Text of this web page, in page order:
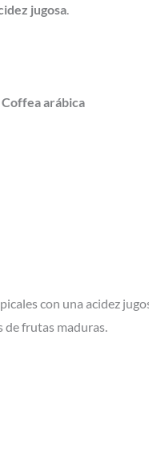
jugosa.
Coffea arábica
con una acidez
de frutas maduras.